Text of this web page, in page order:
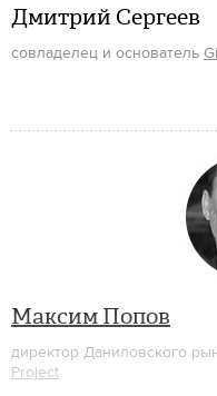
Дмитрий Сергеев
совладелец и основатель
Максим Попов
директор Даниловского
Project